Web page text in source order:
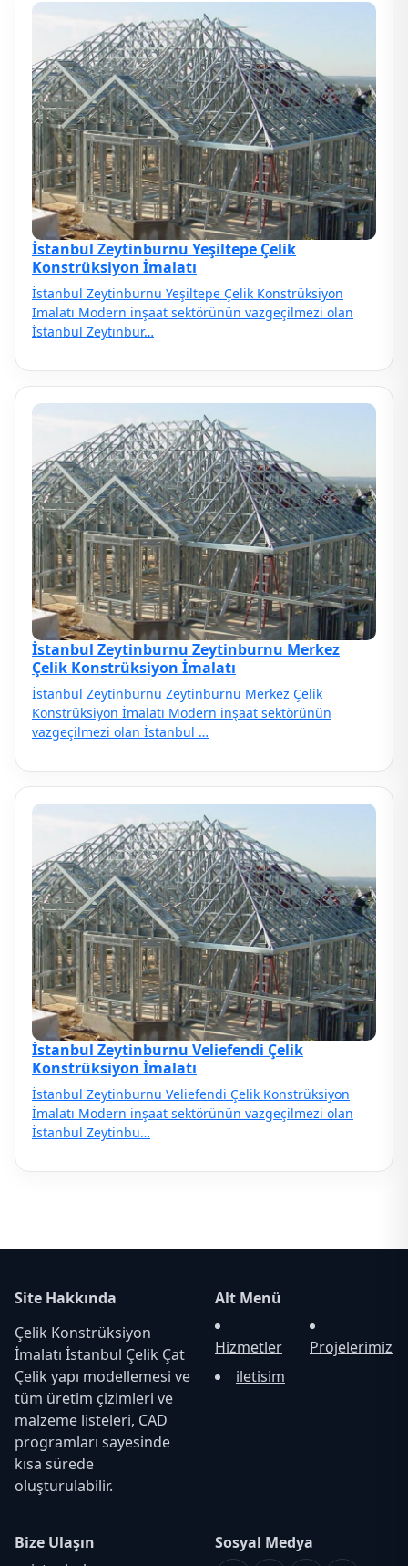
İstanbul Zeytinburnu Yeşiltepe Çelik
Konstrüksiyon İmalatı
İstanbul Zeytinburnu Yeşiltepe Çelik Konstrüksiyon
İmalatı Modern inşaat sektörünün vazgeçilmezi olan
İstanbul Zeytinbur…
İstanbul Zeytinburnu Zeytinburnu Merkez
Çelik Konstrüksiyon İmalatı
İstanbul Zeytinburnu Zeytinburnu Merkez Çelik
Konstrüksiyon İmalatı Modern inşaat sektörünün
vazgeçilmezi olan İstanbul …
İstanbul Zeytinburnu Veliefendi Çelik
Konstrüksiyon İmalatı
İstanbul Zeytinburnu Veliefendi Çelik Konstrüksiyon
İmalatı Modern inşaat sektörünün vazgeçilmezi olan
İstanbul Zeytinbu…
Site Hakkında
Çelik Konstrüksiyon
İmalatı İstanbul Çelik Çat
Çelik yapı modellemesi ve
tüm üretim çizimleri ve
malzeme listeleri, CAD
programları sayesinde
kısa sürede
oluşturulabilir.
Alt Menü
Hizmetler
Projelerimiz
iletisim
Bize Ulaşın
Sosyal Medya